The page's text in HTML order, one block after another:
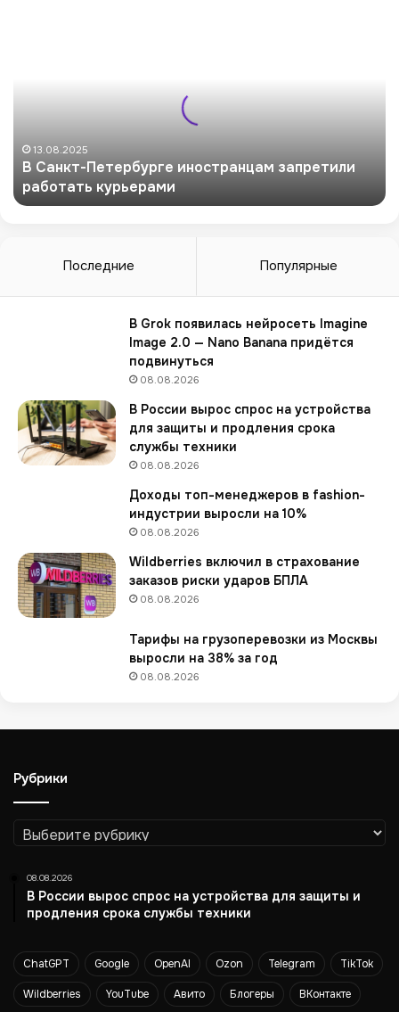
е
г
т
р
а
а
п
р
а
т
а
т
ь
р
13.08.2025
В Санкт-Петербурге иностранцам запретили
работать курьерами
Последние Популярные
В Grok появилась нейросеть Imagine
Image 2.0 — Nano Banana придётся
подвинуться
08.08.2026
В России вырос спрос на устройства
для защиты и продления срока
службы техники
08.08.2026
Доходы топ-менеджеров в fashion-
индустрии выросли на 10%
08.08.2026
Wildberries включил в страхование
заказов риски ударов БПЛА
08.08.2026
Тарифы на грузоперевозки из Москвы
выросли на 38% за год
08.08.2026
Рубрики
Рубрики
08.08.2026
В России вырос спрос на устройства для защиты и
продления срока службы техники
ChatGPT Google OpenAI Ozon Telegram TikTok
Wildberries YouTube Авито Блогеры ВКонтакте